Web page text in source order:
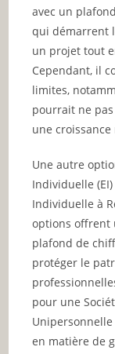
avec un
qui démarrent
un projet tout
Cependant, il
limites,
pourrait ne
une croissance
Une autre
Individuelle
Individuelle à
options offrent
plafond de
protéger le
pour une
en matière de